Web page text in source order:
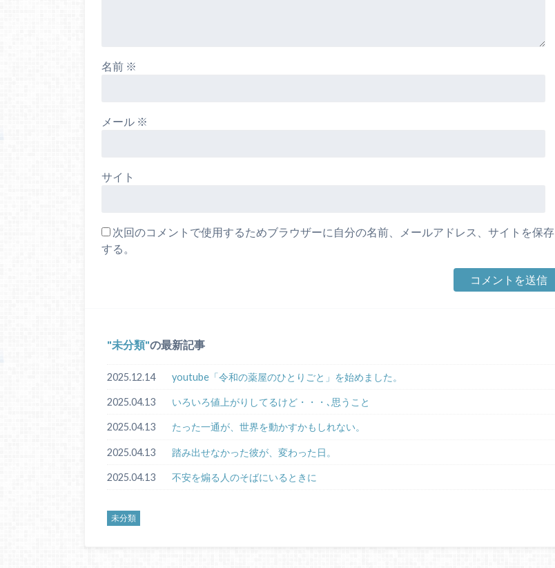
名前 ※
メール ※
サイト
次回のコメントで使用するためブラウザーに自分の名前、メールアドレス、サイトを保存
する。
未分類 の最新記事
2025.12.14 youtube「令和の薬屋のひとりごと」を始めました。
2025.04.13 いろいろ値上がりしてるけど・・・､思うこと
2025.04.13 たった一通が、世界を動かすかもしれない。
2025.04.13 踏み出せなかった彼が、変わった日。
2025.04.13 不安を煽る人のそばにいるときに
未分類